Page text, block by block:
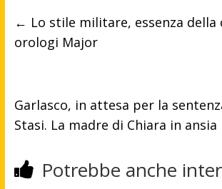
← Lo stile militare, essenza della
orologi Major
Garlasco, in attesa per la
Stasi. La madre di Chiara in ansia
Potrebbe anche